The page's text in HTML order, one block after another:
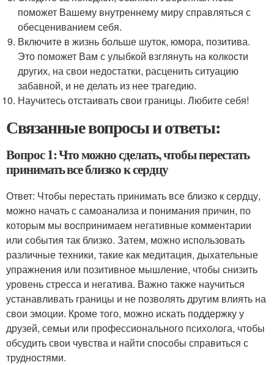
поможет Вашему внутреннему миру справляться с
обесцениванием себя.
Включите в жизнь больше шуток, юмора, позитива.
Это поможет Вам с улыбкой взглянуть на колкости
других, на свои недостатки, расценить ситуацию
забавной, и не делать из нее трагедию.
Научитесь отстаивать свои границы. Любите себя!
Связанные вопросы и ответы:
Вопрос 1: Что можно сделать, чтобы перестать
принимать все близко к сердцу
Ответ: Чтобы перестать принимать все близко к сердцу,
можно начать с самоанализа и понимания причин, по
которым мы воспринимаем негативные комментарии
или события так близко. Затем, можно использовать
различные техники, такие как медитация, дыхательные
упражнения или позитивное мышление, чтобы снизить
уровень стресса и негатива. Важно также научиться
устанавливать границы и не позволять другим влиять на
свои эмоции. Кроме того, можно искать поддержку у
друзей, семьи или профессионального психолога, чтобы
обсудить свои чувства и найти способы справиться с
трудностями.